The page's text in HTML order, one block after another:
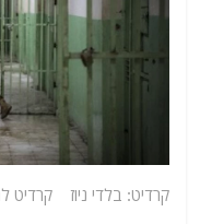
קרדיט: בלדי ניוז קרדיט